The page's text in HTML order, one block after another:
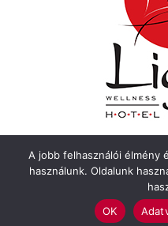
Felhasználási
A jobb felhasználói élmény
használunk. Oldalunk
OK